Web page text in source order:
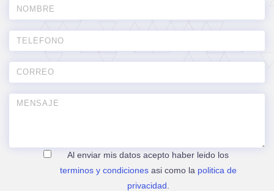
Al enviar mis datos acepto haber leido los
terminos y condicionesasi como la politica de
privacidad